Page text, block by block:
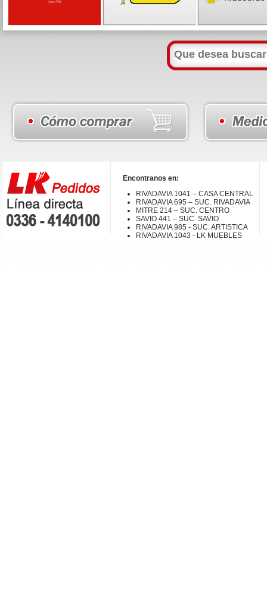
Encontranos en:
RIVADAVIA 1041 – CASA CENTRAL
RIVADAVIA 695 – SUC. RIVADAVIA
MITRE 214 – SUC. CENTRO
SAVIO 441 – SUC. SAVIO
RIVADAVIA 985 - SUC. ARTISTICA
RIVADAVIA 1043 - LK MUEBLES